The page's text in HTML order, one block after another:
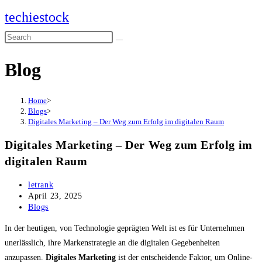
Skip
to
content
techiestock
Search
website
Blog
Home>
Blogs>
Digitales Marketing – Der Weg zum Erfolg im digitalen Raum
Digitales Marketing – Der Weg zum Erfolg im
digitalen Raum
Post
author:
letrank
Post
published:
April 23, 2025
Post
Blogs
In der heutigen, von Technologie geprägten Welt ist es für Unternehmen
unerlässlich, ihre Markenstrategie an die digitalen Gegebenheiten
anzupassen. Digitales Marketing ist der entscheidende Faktor, um Online-